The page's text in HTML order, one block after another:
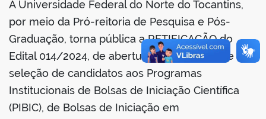
A Universidade Federal do Norte do Tocantins,
por meio da Pró-reitoria de Pesquisa e Pós-
Graduação, torna pública a RETIFICAÇÃO do
Edital 014/2024, de abertura do processo de
seleção de candidatos aos Programas
Institucionais de Bolsas de Iniciação Científica
(PIBIC), de Bolsas de Iniciação em